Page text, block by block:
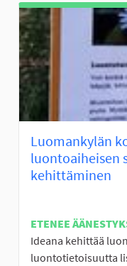
Luomankylän
luontoaiheisen
kehittäminen
ETENEE
Ideana kehittää
luontotietoisuutta